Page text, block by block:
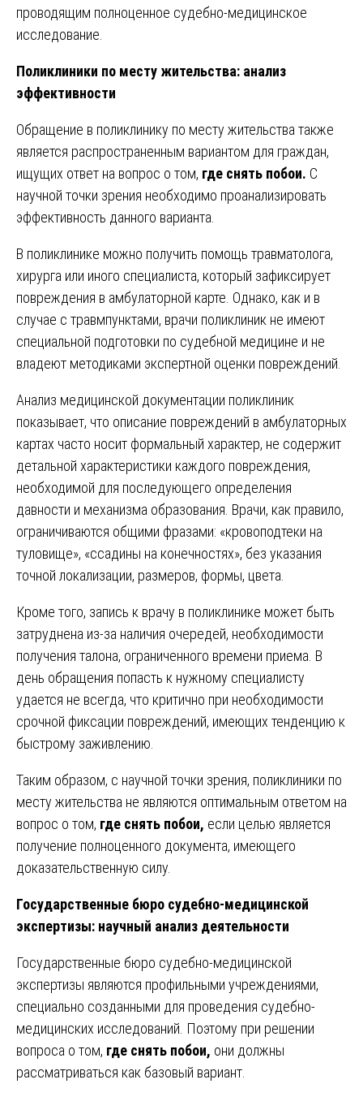
проводящим полноценное судебно-медицинское
исследование.
Поликлиники по месту жительства: анализ
эффективности
Обращение в поликлинику по месту жительства также
является распространенным вариантом для граждан,
ищущих ответ на вопрос о том, где снять побои. С
научной точки зрения необходимо проанализировать
эффективность данного варианта.
В поликлинике можно получить помощь травматолога,
хирурга или иного специалиста, который зафиксирует
повреждения в амбулаторной карте. Однако, как и в
случае с травмпунктами, врачи поликлиник не имеют
специальной подготовки по судебной медицине и не
владеют методиками экспертной оценки повреждений.
Анализ медицинской документации поликлиник
показывает, что описание повреждений в амбулаторных
картах часто носит формальный характер, не содержит
детальной характеристики каждого повреждения,
необходимой для последующего определения
давности и механизма образования. Врачи, как правило,
ограничиваются общими фразами: «кровоподтеки на
туловище», «ссадины на конечностях», без указания
точной локализации, размеров, формы, цвета.
Кроме того, запись к врачу в поликлинике может быть
затруднена из-за наличия очередей, необходимости
получения талона, ограниченного времени приема. В
день обращения попасть к нужному специалисту
удается не всегда, что критично при необходимости
срочной фиксации повреждений, имеющих тенденцию к
быстрому заживлению.
Таким образом, с научной точки зрения, поликлиники по
месту жительства не являются оптимальным ответом на
вопрос о том, где снять побои, если целью является
получение полноценного документа, имеющего
доказательственную силу.
Государственные бюро судебно-медицинской
экспертизы: научный анализ деятельности
Государственные бюро судебно-медицинской
экспертизы являются профильными учреждениями,
специально созданными для проведения судебно-
медицинских исследований. Поэтому при решении
вопроса о том, где снять побои, они должны
рассматриваться как базовый вариант.